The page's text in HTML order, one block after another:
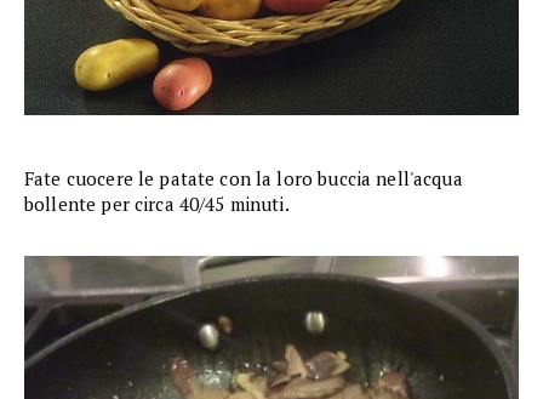
Fate cuocere le patate con la loro buccia nell'acqua
bollente per circa 40/45 minuti.